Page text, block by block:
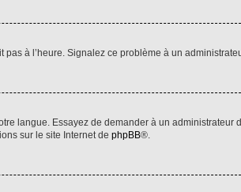
à l’heure. Signalez ce problème à un
langue. Essayez de demander à un administrateur
sur le site Internet de phpBB®.